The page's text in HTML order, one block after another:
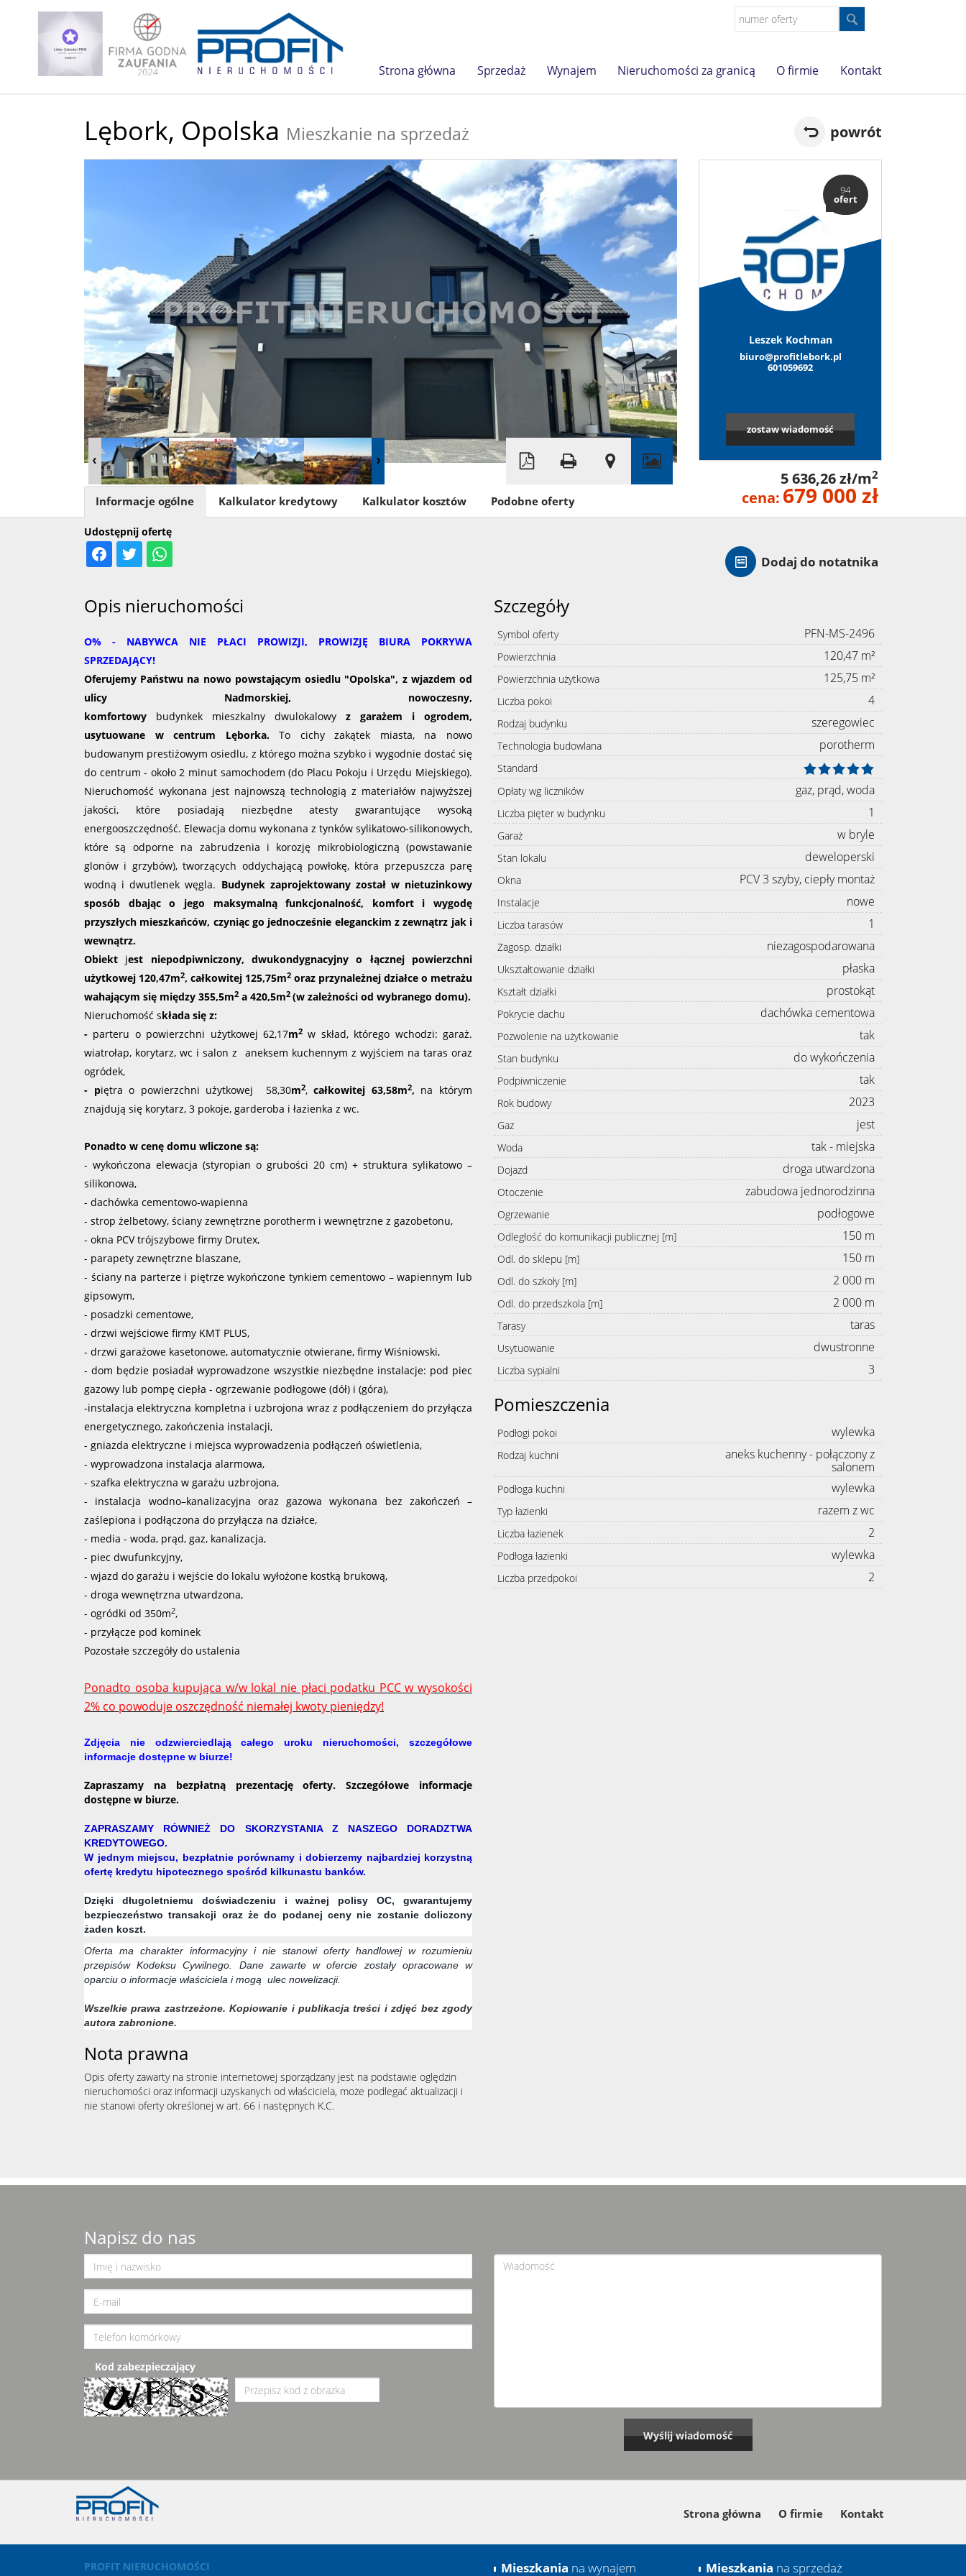
Strona główna Sprzedaż Wynajem Nieruchomości za granicą O firmie Kontakt
Lębork, Opolska Mieszkanie na sprzedaż powrót
©OpenStreetMap contributors
94
ofert
Leszek Kochman
biuro@profitlebork.pl
601059692
zostaw wiadomość
5 636,26 zł/m2
cena: 679 000 zł
Dodaj do notatnika
Udostępnij ofertę
Informacje ogólne Kalkulator kredytowy Kalkulator kosztów Podobne oferty
Opis nieruchomości
O% - NABYWCA NIE PŁACI PROWIZJI, PROWIZJĘ BIURA POKRYWA
SPRZEDAJĄCY!
Oferujemy Państwu na nowo powstającym osiedlu "Opolska", z wjazdem od
ulicy Nadmorskiej, nowoczesny,
komfortowy budynkek mieszkalny dwulokalowy z garażem i ogrodem,
usytuowane w centrum Lęborka.To cichy zakątek miasta, na nowo
budowanym prestiżowym osiedlu, z którego można szybko i wygodnie dostać się
do centrum - około 2 minut samochodem (do Placu Pokoju i Urzędu Miejskiego).
Nieruchomość wykonana jest najnowszą technologią z materiałów najwyższej
jakości, któreposiadają niezbędne atesty gwarantujące wysoką
energooszczędność. Elewacja domu wykonana z tynków sylikatowo-silikonowych,
które są odporne na zabrudzenia i korozję mikrobiologiczną (powstawanie
glonów i grzybów), tworzących oddychającą powłokę, która przepuszcza parę
wodną i dwutlenek węgla. Budynek zaprojektowany został w nietuzinkowy
sposób dbając o jego maksymalną funkcjonalność, komfort i wygodę
przyszłych mieszkańców, czyniąc go jednocześnie eleganckim z zewnątrz jak i
wewnątrz.
Obiekt jest niepodpiwniczony, dwukondygnacyjny o łącznej powierzchni
użytkowej 120,47m2, całkowitej 125,75m2 oraz przynależnej działce o metrażu
wahającym się między 355,5m2 a 420,5m2 (w zależności od wybranego domu).
Nieruchomość składa się z:
- parteru o powierzchni użytkowej 62,17m2 w skład, którego wchodzi: garaż.
wiatrołap, korytarz, wc i salon z aneksem kuchennym z wyjściem na taras oraz
ogródek,
- piętra o powierzchni użytkowej 58,30m2,całkowitej 63,58m2, na którym
znajdują się korytarz, 3 pokoje, garderoba i łazienka z wc.
Ponadto w cenę domu wliczone są:
- wykończona elewacja (styropian o grubości 20 cm) + struktura sylikatowo –
silikonowa,
- dachówka cementowo-wapienna
- strop żelbetowy, ściany zewnętrzne porotherm i wewnętrzne z gazobetonu,
- okna PCV trójszybowe firmy Drutex,
- parapety zewnętrzne blaszane,
- ściany na parterze i piętrze wykończone tynkiem cementowo – wapiennym lub
gipsowym,
- posadzki cementowe,
- drzwi wejściowe firmy KMT PLUS,
- drzwi garażowe kasetonowe, automatycznie otwierane, firmy Wiśniowski,
- dom będzie posiadał wyprowadzone wszystkie niezbędne instalacje: pod piec
gazowy lub pompę ciepła - ogrzewanie podłogowe (dół) i (góra),
-instalacja elektryczna kompletna i uzbrojona wraz z podłączeniem do przyłącza
energetycznego, zakończenia instalacji,
- gniazda elektryczne i miejsca wyprowadzenia podłączeń oświetlenia,
- wyprowadzona instalacja alarmowa,
- szafka elektryczna w garażu uzbrojona,
- instalacja wodno–kanalizacyjna oraz gazowa wykonana bez zakończeń –
zaślepiona i podłączona do przyłącza na działce,
- media - woda, prąd, gaz, kanalizacja,
- piec dwufunkcyjny,
- wjazd do garażu i wejście do lokalu wyłożone kostką brukową,
- droga wewnętrzna utwardzona,
- ogródki od 350m2,
- przyłącze pod kominek
Pozostałe szczegóły do ustalenia
Ponadto osoba kupująca w/w lokal nie płaci podatku PCC w wysokości
2% co powoduje oszczędność niemałej kwoty pieniędzy!
Zdjęcia nie odzwierciedlają całego uroku nieruchomości, szczegółowe
informacje dostępne w biurze!
Zapraszamy na bezpłatną prezentację oferty. Szczegółowe informacje
dostępne w biurze.
ZAPRASZAMY RÓWNIEŻ DO SKORZYSTANIA Z NASZEGO DORADZTWA
KREDYTOWEGO.
W jednym miejscu, bezpłatnie porównamy i dobierzemy najbardziej korzystną
ofertę kredytu hipotecznego spośród kilkunastu banków.
Dzięki długoletniemu doświadczeniu i ważnej polisy OC, gwarantujemy
bezpieczeństwo transakcji oraz że do podanej ceny nie zostanie doliczony
żaden koszt.
Oferta ma charakter informacyjny i nie stanowi oferty handlowej w rozumieniu
przepisów Kodeksu Cywilnego. Dane zawarte w ofercie zostały opracowane w
oparciu o informacje właściciela i mogą ulec nowelizacji.
Wszelkie prawa zastrzeżone. Kopiowanie i publikacja treści i zdjęć bez zgody
autora zabronione.
Nota prawna
Opis oferty zawarty na stronie internetowej sporządzany jest na podstawie oględzin
nieruchomości oraz informacji uzyskanych od właściciela, może podlegać aktualizacji i
nie stanowi oferty określonej w art. 66 i następnych K.C.
Szczegóły
Symbol oferty PFN-MS-2496
Powierzchnia 120,47 m²
Powierzchnia użytkowa 125,75 m²
Liczba pokoi 4
Rodzaj budynku szeregowiec
Technologia budowlana porotherm
Standard
Opłaty wg liczników
gaz, prąd, woda
Liczba pięter w budynku 1
Garaż w bryle
Stan lokalu deweloperski
Okna PCV 3 szyby, ciepły montaż
Instalacje nowe
Liczba tarasów 1
Zagosp. działki niezagospodarowana
Ukształtowanie działki płaska
Kształt działki prostokąt
Pokrycie dachu dachówka cementowa
Pozwolenie na użytkowanie tak
Stan budynku do wykończenia
Podpiwniczenie tak
Rok budowy 2023
Gaz jest
Woda tak - miejska
Dojazd droga utwardzona
Otoczenie zabudowa jednorodzinna
Ogrzewanie podłogowe
Odległość do komunikacji publicznej [m] 150 m
Odl. do sklepu [m] 150 m
Odl. do szkoły [m] 2 000 m
Odl. do przedszkola [m] 2 000 m
Tarasy taras
Usytuowanie dwustronne
Liczba sypialni 3
Pomieszczenia
Podłogi pokoi wylewka
Rodzaj kuchni
aneks kuchenny - połączony z
salonem
Podłoga kuchni wylewka
Typ łazienki razem z wc
Liczba łazienek 2
Podłoga łazienki wylewka
Liczba przedpokoi 2
Napisz do nas
Kod zabezpieczający
Strona główna O firmie Kontakt
PROFIT NIERUCHOMOŚCI
Mieszkania na wynajem Mieszkania na sprzedaż